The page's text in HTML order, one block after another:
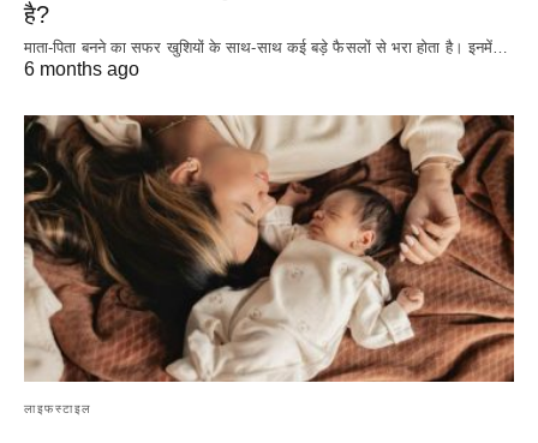
है?
माता-पिता बनने का सफर खुशियों के साथ-साथ कई बड़े फैसलों से भरा होता है। इनमें…
6 months ago
लाइफस्टाइल